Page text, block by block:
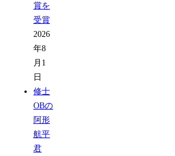
賞を
受賞
2026
年8
月1
日
修士
OBの
阿形
航平
君